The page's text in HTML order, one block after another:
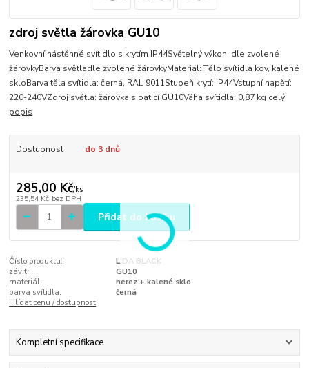
zdroj světla žárovka GU10
Venkovní nástěnné svítidlo s krytím IP44Světelný výkon: dle zvolené
žárovkyBarva světladle zvolené žárovkyMateriál: Tělo svítidla kov, kalené
skloBarva těla svítidla: černá, RAL 9011Stupeň krytí: IP44Vstupní napětí:
220-240VZdroj světla: žárovka s paticí GU10Váha svítidla: 0,87 kg celý
popis
Dostupnost do 3 dnů
285,00 Kč/ks
235,54 Kč bez DPH
Přidat do košíku
Číslo produktu:
LIDA BLACK
závit:
GU10
materiál:
nerez + kalené sklo
barva svítidla:
černá
Hlídat cenu / dostupnost
Kompletní specifikace